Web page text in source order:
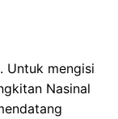
Untuk mengisi
Nasinal